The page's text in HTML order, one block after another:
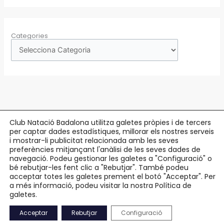
Categories
Copyright © 2026 Club Natació Badalona |c/ Eduard Maristany, 5-7
Badalona |93 384 34 13
Avís Legal
Política de Privacitat
Accessibilitat
Mapa Web
Club Natació Badalona utilitza galetes pròpies i de tercers
per captar dades estadístiques, millorar els nostres serveis
i mostrar-li publicitat relacionada amb les seves
preferències mitjançant l'anàlisi de les seves dades de
navegació. Podeu gestionar les galetes a "Configuració" o
bé rebutjar-les fent clic a "Rebutjar". També podeu
acceptar totes les galetes prement el botó "Acceptar". Per
a més informació, podeu visitar la nostra Política de
galetes.
Acceptar Rebutjar Configuració